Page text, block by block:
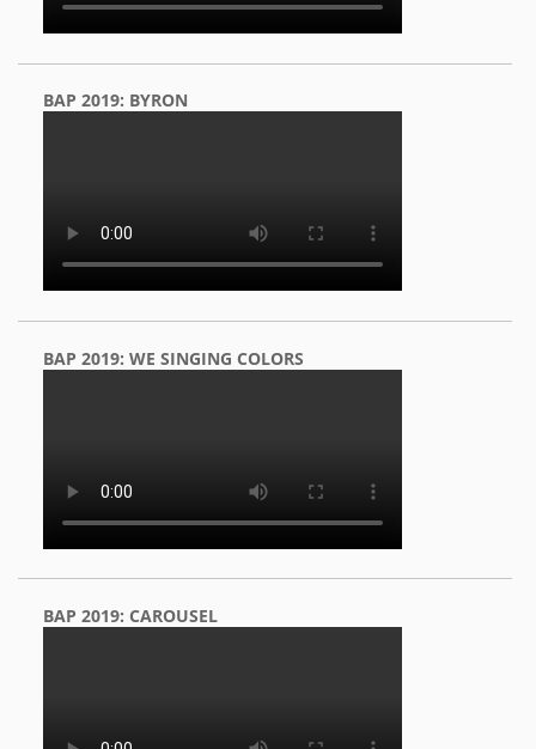
BAP 2019: BYRON
BAP 2019: WE SINGING COLORS
BAP 2019: CAROUSEL